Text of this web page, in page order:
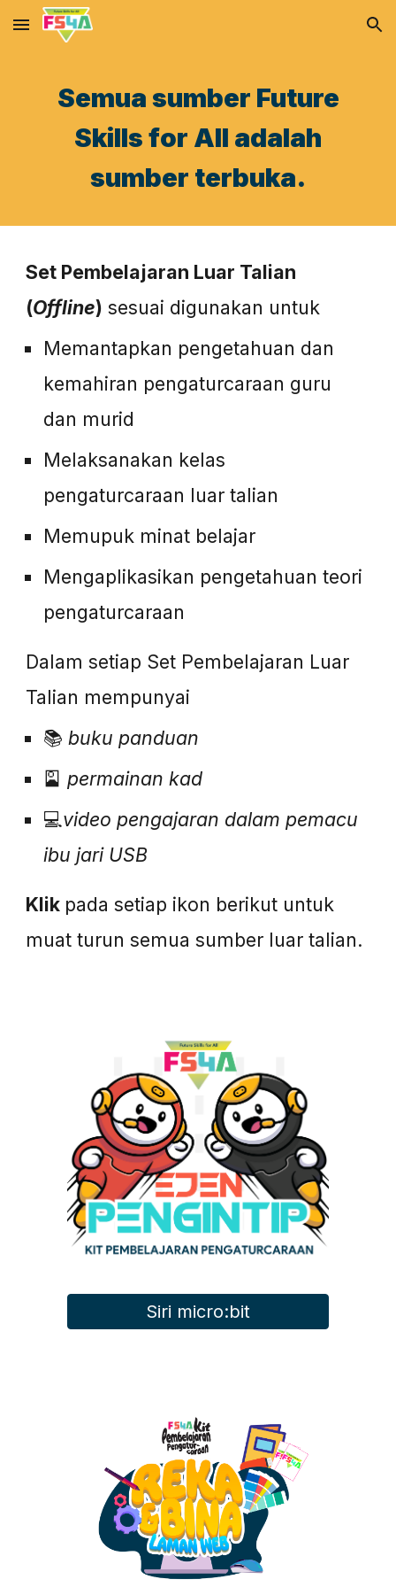
Skip to main content Skip to navigation
Semua sumber Future
Skills for All adalah
sumber terbuka.
Set Pembelajaran Luar Talian
(Offline) sesuai digunakan untuk
Memantapkan pengetahuan dan
kemahiran pengaturcaraan guru
dan murid
Melaksanakan kelas
pengaturcaraan luar talian
Memupuk minat belajar
Mengaplikasikan pengetahuan teori
pengaturcaraan
Dalam setiap Set Pembelajaran Luar
Talian mempunyai
📚 buku panduan
🎴permainan kad
💻video pengajaran dalampemacu
ibu jari USB
Klik pada setiap ikon berikut untuk
muat turun semua sumber luar talian.
Siri micro:bit